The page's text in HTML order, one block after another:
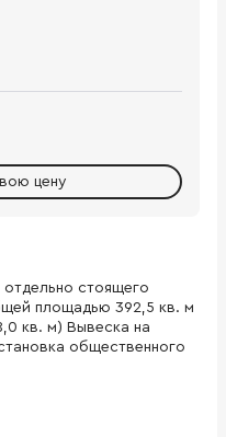
цену
стоящего
площадью 392,5 кв. м
кв. м) Вывеска на
общественного